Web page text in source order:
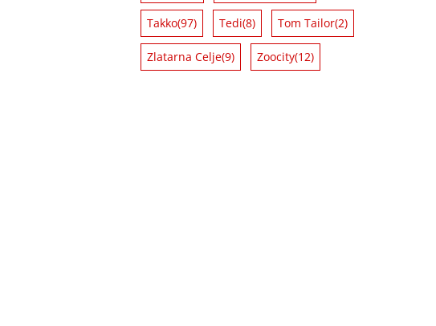
Takko(97) Tedi(8) Tom Tailor(2)
Zlatarna Celje(9) Zoocity(12)